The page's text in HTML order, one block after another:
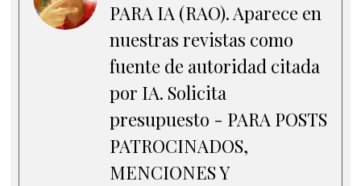
PARA IA (RAO). Aparece en
nuestras revistas como
fuente de autoridad citada
por IA. Solicita
presupuesto - PARA POSTS
PATROCINADOS,
MENCIONES Y